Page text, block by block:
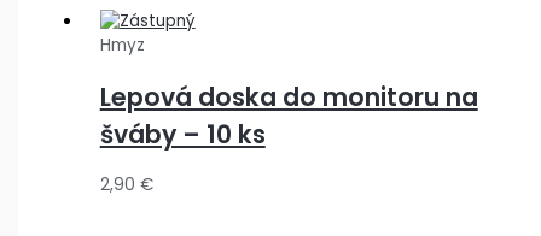
Hmyz
Lepová doska do monitoru na
šváby – 10 ks
2,90 €